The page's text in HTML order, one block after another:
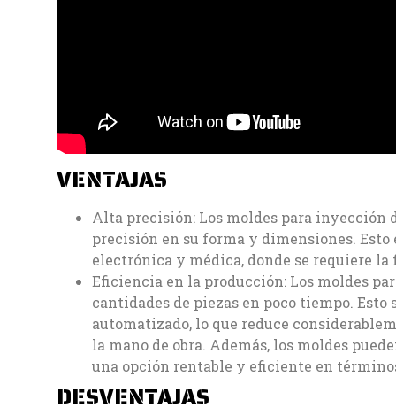
VENTAJAS
Alta precisión: Los moldes para inyección
precisión en su forma y dimensiones.
electrónica y médica, donde se requiere
Eficiencia en la producción: Los moldes
cantidades de piezas en poco tiempo. Esto
automatizado, lo que reduce
la mano de obra. Además, los moldes
una opción rentable y eficiente en
DESVENTAJAS